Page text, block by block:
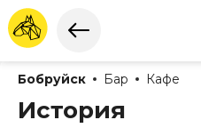
Бобруйск Бар Кафе
История